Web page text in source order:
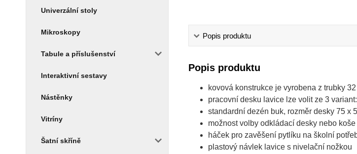
Univerzální stoly
Mikroskopy
Tabule a příslušenství
Interaktivní sestavy
Nástěnky
Vitríny
Šatní skříně
Popis produktu
Popis produktu
kovová konstrukce je vyrobena z trubky
pracovní desku lavice lze volit ze 3
standardní dezén buk, rozměr desky 75 x
možnost volby odkládací desky nebo
háček pro zavěšení pytlíku na školní
plastový návlek lavice s nivelační nožkou